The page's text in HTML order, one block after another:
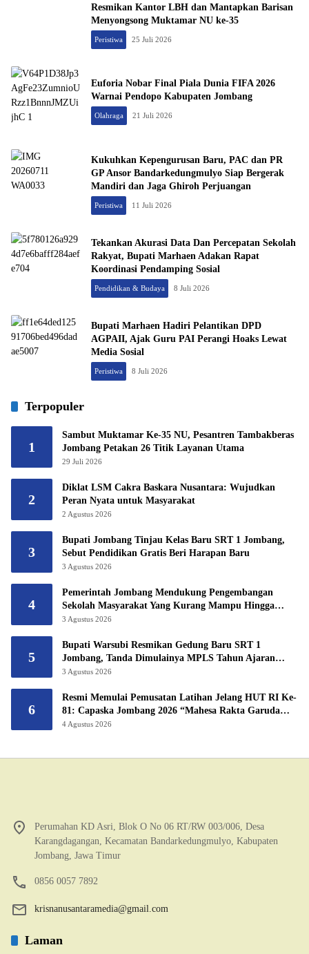
Resmikan Kantor LBH dan Mantapkan Barisan
Menyongsong Muktamar NU ke-35
Peristiwa 25 Juli 2026
Euforia Nobar Final Piala Dunia FIFA 2026
Warnai Pendopo Kabupaten Jombang
Olahraga 21 Juli 2026
Kukuhkan Kepengurusan Baru, PAC dan PR
GP Ansor Bandarkedungmulyo Siap Bergerak
Mandiri dan Jaga Ghiroh Perjuangan
Peristiwa 11 Juli 2026
Tekankan Akurasi Data Dan Percepatan Sekolah
Rakyat, Bupati Marhaen Adakan Rapat
Koordinasi Pendamping Sosial
Pendidikan & Budaya 8 Juli 2026
Bupati Marhaen Hadiri Pelantikan DPD
AGPAII, Ajak Guru PAI Perangi Hoaks Lewat
Media Sosial
Peristiwa 8 Juli 2026
Terpopuler
1
Sambut Muktamar Ke-35 NU, Pesantren Tambakberas
Jombang Petakan 26 Titik Layanan Utama
29 Juli 2026
2
Diklat LSM Cakra Baskara Nusantara: Wujudkan
Peran Nyata untuk Masyarakat
2 Agustus 2026
3
Bupati Jombang Tinjau Kelas Baru SRT 1 Jombang,
Sebut Pendidikan Gratis Beri Harapan Baru
3 Agustus 2026
4
Pemerintah Jombang Mendukung Pengembangan
Sekolah Masyarakat Yang Kurang Mampu Hingga
Hibahkan 6,3 Hektar Untuk Sekolah Rakyat
3 Agustus 2026
5
Bupati Warsubi Resmikan Gedung Baru SRT 1
Jombang, Tanda Dimulainya MPLS Tahun Ajaran
2026/2027
3 Agustus 2026
6
Resmi Memulai Pemusatan Latihan Jelang HUT RI Ke-
81: Capaska Jombang 2026 “Mahesa Rakta Garuda
Yudha”.
4 Agustus 2026
Perumahan KD Asri, Blok O No 06 RT/RW 003/006, Desa
Karangdagangan, Kecamatan Bandarkedungmulyo, Kabupaten
Jombang, Jawa Timur
0856 0057 7892
krisnanusantaramedia@gmail.com
Laman